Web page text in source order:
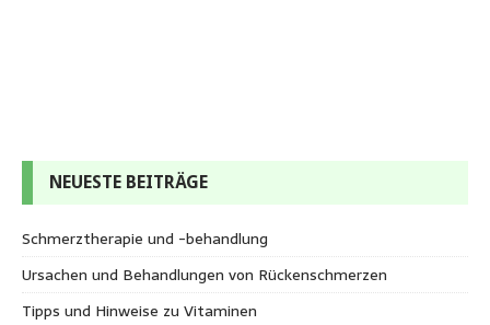
NEUESTE BEITRÄGE
Schmerztherapie und -behandlung
Ursachen und Behandlungen von Rückenschmerzen
Tipps und Hinweise zu Vitaminen